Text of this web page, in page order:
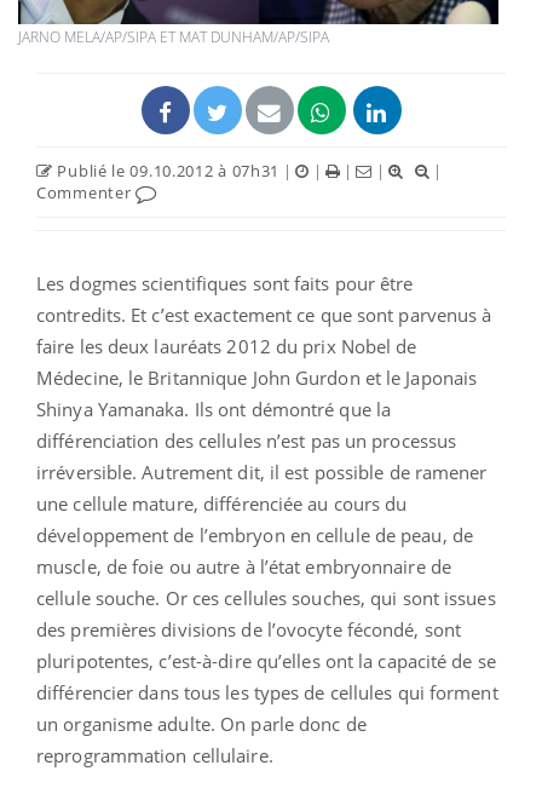
JARNO MELA/AP/SIPA ET MAT DUNHAM/AP/SIPA
Publié le 09.10.2012 à 07h31 | | | |
|
Commenter
Les dogmes scientifiques sont faits pour être
contredits. Et c’est exactement ce que sont parvenus à
faire les deux lauréats 2012 du prix Nobel de
Médecine, le Britannique John Gurdon et le Japonais
Shinya Yamanaka. Ils ont démontré que la
différenciation des cellules n’est pas un processus
irréversible. Autrement dit, il est possible de ramener
une cellule mature, différenciée au cours du
développement de l’embryon en cellule de peau, de
muscle, de foie ou autre à l’état embryonnaire de
cellule souche. Or ces cellules souches, qui sont issues
des premières divisions de l’ovocyte fécondé, sont
pluripotentes, c’est-à-dire qu’elles ont la capacité de se
différencier dans tous les types de cellules qui forment
un organisme adulte. On parle donc de
reprogrammation cellulaire.